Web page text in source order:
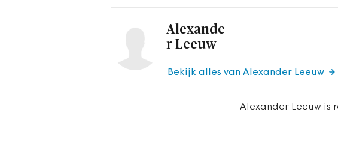
Alexande
r Leeuw
Alexander Leeuw is
Bekijk alles van Alexander Leeuw